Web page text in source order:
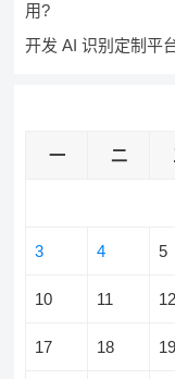
用?
开发 AI 识别定制平
一 二
3 4 5
10 11 12
17 18 19